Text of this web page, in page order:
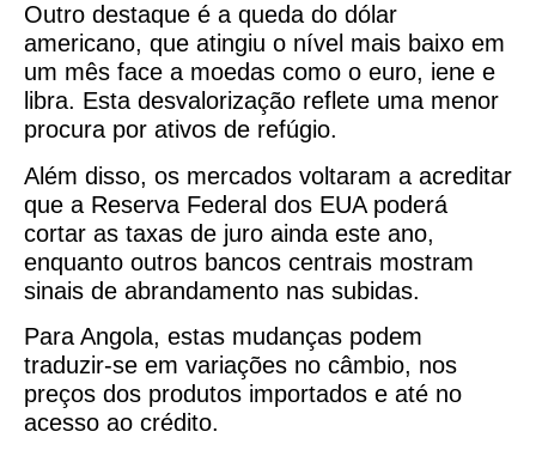
Outro destaque é a queda do dólar
americano, que atingiu o nível mais baixo em
um mês face a moedas como o euro, iene e
libra. Esta desvalorização reflete uma menor
procura por ativos de refúgio.
Além disso, os mercados voltaram a acreditar
que a Reserva Federal dos EUA poderá
cortar as taxas de juro ainda este ano,
enquanto outros bancos centrais mostram
sinais de abrandamento nas subidas.
Para Angola, estas mudanças podem
traduzir-se em variações no câmbio, nos
preços dos produtos importados e até no
acesso ao crédito.